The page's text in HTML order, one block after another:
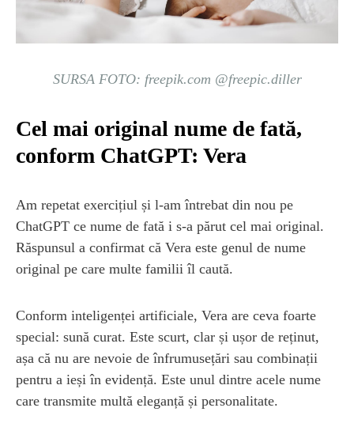
SURSA FOTO: freepik.com @freepic.diller
Cel mai original nume de fată,
conform ChatGPT: Vera
Am repetat exercițiul și l-am întrebat din nou pe
ChatGPT ce nume de fată i s-a părut cel mai original.
Răspunsul a confirmat că Vera este genul de nume
original pe care multe familii îl caută.
Conform inteligenței artificiale, Vera are ceva foarte
special: sună curat. Este scurt, clar și ușor de reținut,
așa că nu are nevoie de înfrumusețări sau combinații
pentru a ieși în evidență. Este unul dintre acele nume
care transmite multă eleganță și personalitate.